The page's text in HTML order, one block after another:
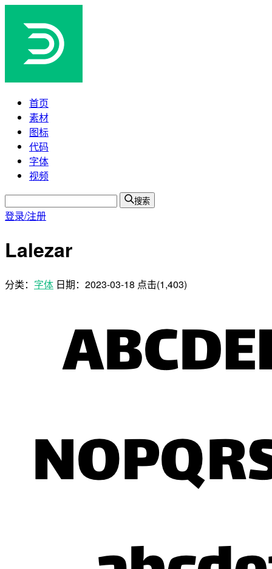
首页
素材
图标
代码
字体
视频
搜索
登录/注册
Lalezar
分类： 字体 日期： 2023-03-18 点击(1,403)